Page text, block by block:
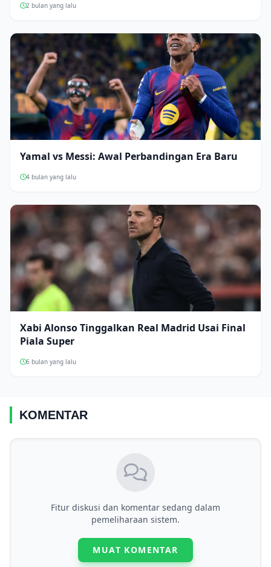
2 bulan yang lalu
Yamal vs Messi: Awal Perbandingan Era Baru
4 bulan yang lalu
Xabi Alonso Tinggalkan Real Madrid Usai Final
Piala Super
6 bulan yang lalu
KOMENTAR
Fitur diskusi dan komentar sedang dalam
pemeliharaan sistem.
MUAT KOMENTAR